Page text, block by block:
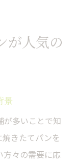
が人気の
景
が多いことで知
きたてパンを
々の需要に応